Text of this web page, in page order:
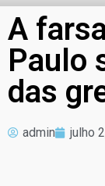
A
Paulo
das
admin julho